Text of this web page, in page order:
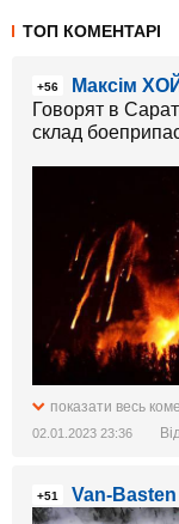
ТОП КОМЕНТАРІ
+56
Максім
Говорят в
склад
показати весь
02.01.2023 23:36
+51 Van-